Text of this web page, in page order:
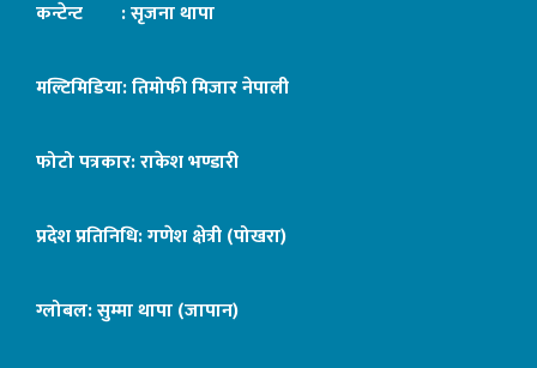
कन्टेन्ट : सृजना थापा
मल्टिमिडिया: तिमोफी मिजार नेपाली
फोटो पत्रकार: राकेश भण्डारी
प्रदेश प्रतिनिधि: गणेश क्षेत्री (पोखरा)
ग्लोबल: सुम्मा थापा (जापान)